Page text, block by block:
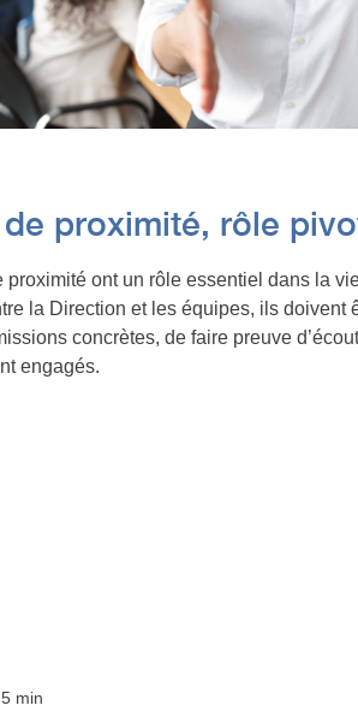
proximité, rôle
proximité ont un rôle essentiel dans la
la Direction et les équipes, ils doivent
concrètes, de faire preuve
engagés.
min